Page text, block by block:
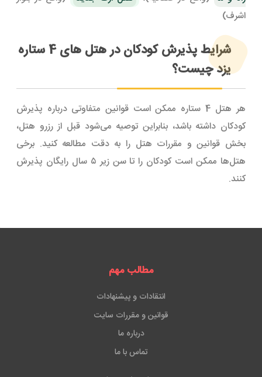
اشرف)
شرایط پذیرش کودکان در هتل های 4 ستاره
یزد چیست؟
هر هتل 4 ستاره ممکن است قوانین متفاوتی درباره پذیرش
کودکان داشته باشد، بنابراین توصیه می‌شود قبل از رزرو هتل،
بخش قوانین و مقررات هتل را به دقت مطالعه کنید. برخی
هتل‌ها ممکن است کودکان را تا سن زیر ۵ سال رایگان پذیرش
کنند.
مطالب مهم
انتقادات و پیشنهادات
قوانین و مقررات سایت
درباره ما
تماس با ما